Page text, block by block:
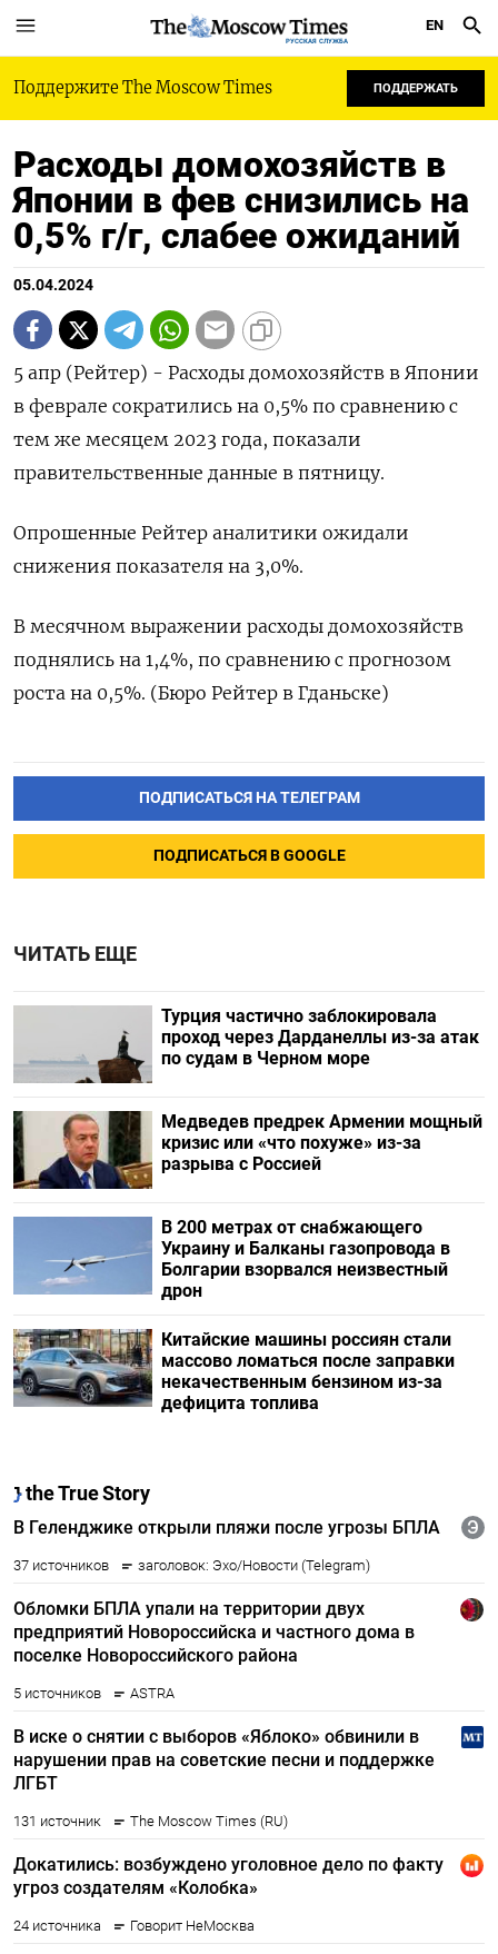
РУССКАЯ СЛУЖБА
EN
Поддержите The Moscow Times ПОДДЕРЖАТЬ
Расходы домохозяйств в
Японии в фев снизились на
0,5% г/г, слабее ожиданий
05.04.2024
5 апр (Рейтер) - Расходы домохозяйств в Японии
в феврале сократились на 0,5% по сравнению с
тем же месяцем 2023 года, показали
правительственные данные в пятницу.
Опрошенные Рейтер аналитики ожидали
снижения показателя на 3,0%.
В месячном выражении расходы домохозяйств
поднялись на 1,4%, по сравнению с прогнозом
роста на 0,5%. (Бюро Рейтер в Гданьске)
ПОДПИСАТЬСЯ НА ТЕЛЕГРАМ
ПОДПИСАТЬСЯ В GOOGLE
ЧИТАТЬ ЕЩЕ
Турция частично заблокировала
проход через Дарданеллы из-за атак
по судам в Черном море
Медведев предрек Армении мощный
кризис или «что похуже» из-за
разрыва с Россией
В 200 метрах от снабжающего
Украину и Балканы газопровода в
Болгарии взорвался неизвестный
дрон
Китайские машины россиян стали
массово ломаться после заправки
некачественным бензином из-за
дефицита топлива